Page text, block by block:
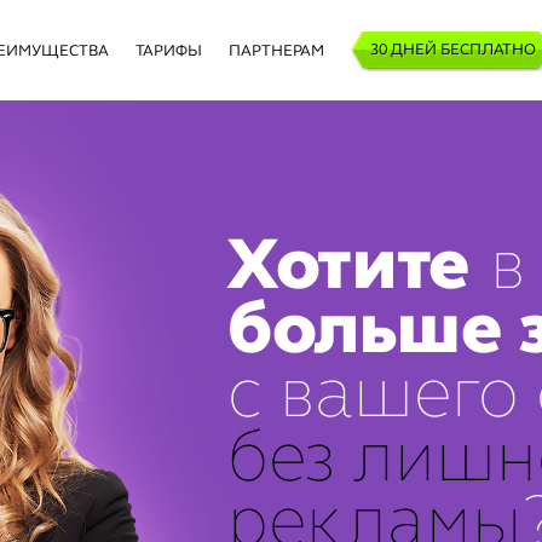
ТАРИФЫ ПАРТНЕРАМ 30 ДНЕЙ БЕСПЛАТНО
Хотите
больше
с вашего
без
рекламы